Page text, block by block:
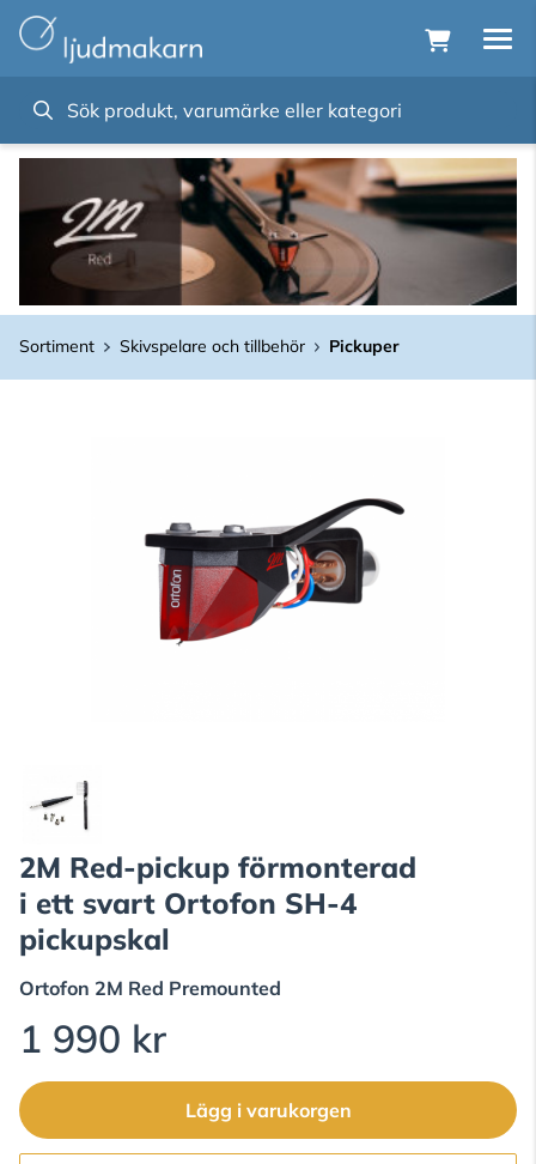
Sortiment Skivspelare och tillbehör Pickuper
2M Red-pickup förmonterad
i ett svart Ortofon SH-4
pickupskal
Ortofon 2M Red Premounted
1 990 kr
Lägg i varukorgen